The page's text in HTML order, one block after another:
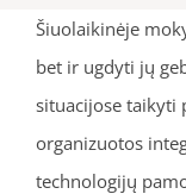
Šiuolaikinėje
bet ir ugdyti jų
situacijose taikyti
organizuotos
technologijų